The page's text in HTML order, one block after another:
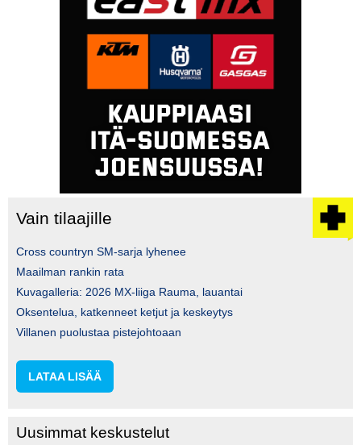
Vain tilaajille
Cross countryn SM-sarja lyhenee
Maailman rankin rata
Kuvagalleria: 2026 MX-liiga Rauma, lauantai
Oksentelua, katkenneet ketjut ja keskeytys
Villanen puolustaa pistejohtoaan
LATAA LISÄÄ
Uusimmat keskustelut